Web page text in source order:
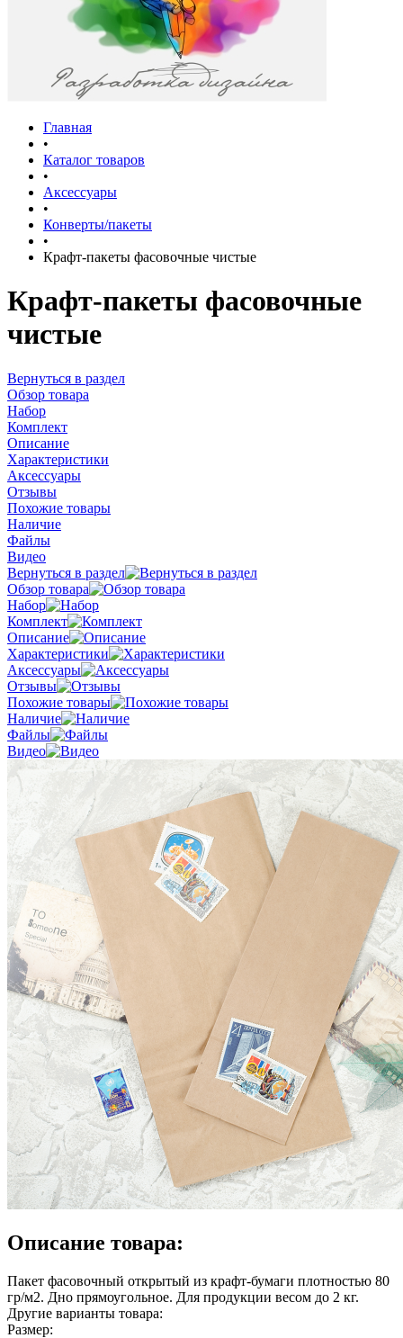
Главная
•
Каталог товаров
•
Аксессуары
•
Конверты/пакеты
•
Крафт-пакеты фасовочные чистые
Крафт-пакеты фасовочные
чистые
Вернуться в раздел
Обзор товара
Набор
Комплект
Описание
Характеристики
Аксессуары
Отзывы
Похожие товары
Наличие
Файлы
Видео
Вернуться в раздел
Обзор товара
Набор
Комплект
Описание
Характеристики
Аксессуары
Отзывы
Похожие товары
Наличие
Файлы
Видео
Описание товара:
Пакет фасовочный открытый из крафт-бумаги плотностью 80
гр/м2. Дно прямоугольное. Для продукции весом до 2 кг.
Другие варианты товара:
Размер: